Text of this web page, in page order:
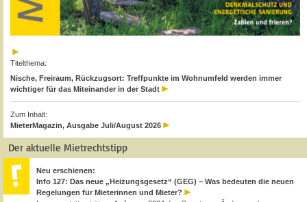
Titelthema:
Nische, Freiraum, Rückzugsort: Treffpunkte im Wohnumfeld werden immer
wichtiger für das Miteinander in der Stadt
Zum Inhalt:
MieterMagazin, Ausgabe Juli/August 2026
Der aktuelle Mietrechtstipp
Neu erschienen:
Info 127: Das neue „Heizungsgesetz“ (GEG) – Was bedeuten die neuen
Regelungen für Mieterinnen und Mieter?